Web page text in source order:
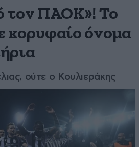
τον ΠΑΟΚ»! Το
κορυφαίο όνομα
ούτε ο Κουλιεράκης